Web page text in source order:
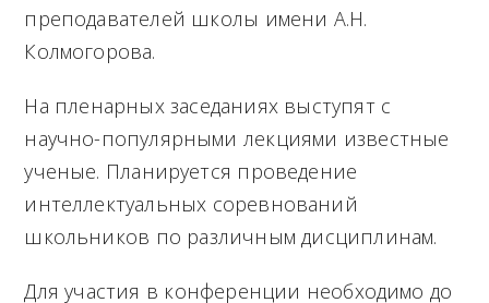
преподавателей школы имени А.Н.
Колмогорова.
На пленарных заседаниях выступят с
научно-популярными лекциями известные
ученые. Планируется проведение
интеллектуальных соревнований
школьников по различным дисциплинам.
Для участия в конференции необходимо до